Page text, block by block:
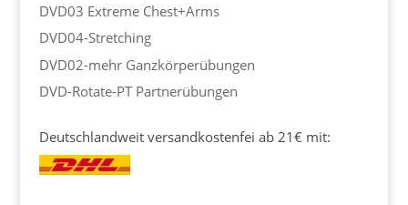
DVD03 Extreme Chest+Arms
DVD04-Stretching
DVD02-mehr Ganzkörperübungen
DVD-Rotate-PT Partnerübungen
Deutschlandweit versandkostenfei ab 21€ mit: